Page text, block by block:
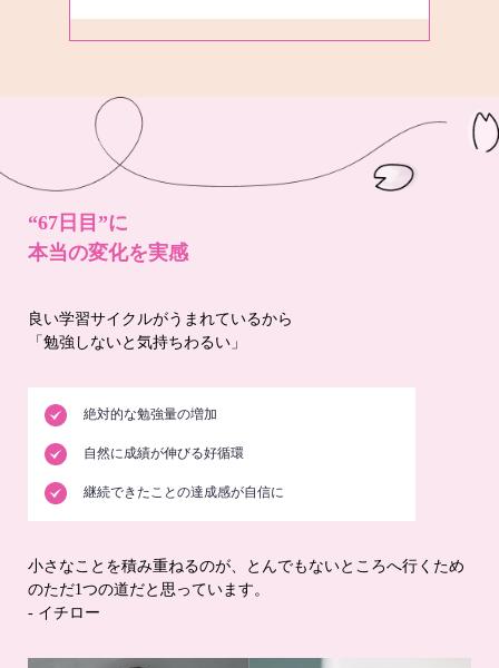
“67日目”に
本当の変化を実感
良い学習サイクルがうまれているから
「勉強しないと気持ちわるい」
絶対的な勉強量の増加
自然に成績が伸びる好循環
継続できたことの達成感が自信に
小さなことを積み重ねるのが、とんでもないところへ行くため
のただ1つの道だと思っています。
- イチロー